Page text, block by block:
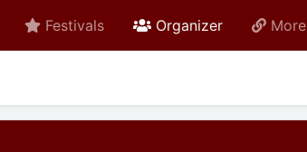
Festivals Organizeractive More